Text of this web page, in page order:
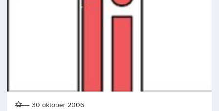
30 oktober 2006